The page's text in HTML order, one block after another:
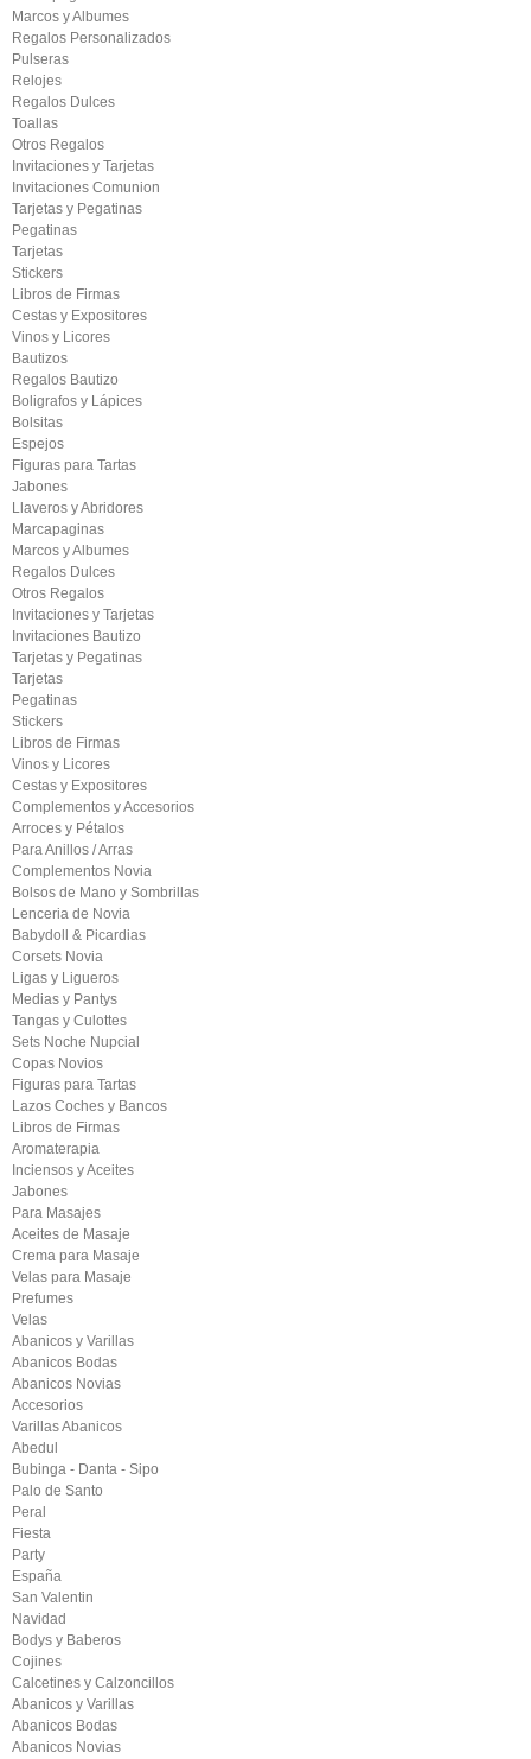
Marcos y Albumes
Regalos Personalizados
Pulseras
Relojes
Regalos Dulces
Toallas
Otros Regalos
Invitaciones y Tarjetas
Invitaciones Comunion
Tarjetas y Pegatinas
Pegatinas
Tarjetas
Stickers
Libros de Firmas
Cestas y Expositores
Vinos y Licores
Bautizos
Regalos Bautizo
Boligrafos y Lápices
Bolsitas
Espejos
Figuras para Tartas
Jabones
Llaveros y Abridores
Marcapaginas
Marcos y Albumes
Regalos Dulces
Otros Regalos
Invitaciones y Tarjetas
Invitaciones Bautizo
Tarjetas y Pegatinas
Tarjetas
Pegatinas
Stickers
Libros de Firmas
Vinos y Licores
Cestas y Expositores
Complementos y Accesorios
Arroces y Pétalos
Para Anillos / Arras
Complementos Novia
Bolsos de Mano y Sombrillas
Lenceria de Novia
Babydoll & Picardias
Corsets Novia
Ligas y Ligueros
Medias y Pantys
Tangas y Culottes
Sets Noche Nupcial
Copas Novios
Figuras para Tartas
Lazos Coches y Bancos
Libros de Firmas
Aromaterapia
Inciensos y Aceites
Jabones
Para Masajes
Aceites de Masaje
Crema para Masaje
Velas para Masaje
Prefumes
Velas
Abanicos y Varillas
Abanicos Bodas
Abanicos Novias
Accesorios
Varillas Abanicos
Abedul
Bubinga - Danta - Sipo
Palo de Santo
Peral
Fiesta
Party
España
San Valentin
Navidad
Bodys y Baberos
Cojines
Calcetines y Calzoncillos
Abanicos y Varillas
Abanicos Bodas
Abanicos Novias